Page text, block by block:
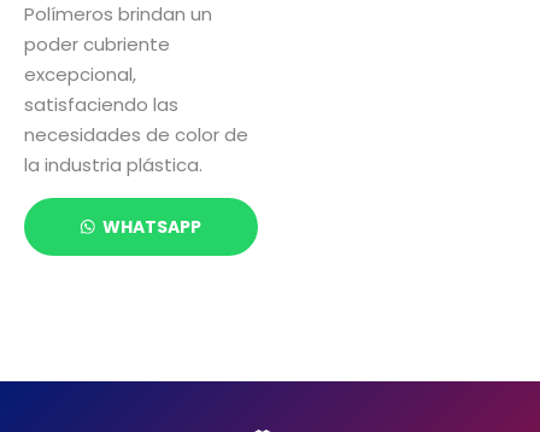
Polímeros brindan un
poder cubriente
excepcional,
satisfaciendo las
necesidades de color de
la industria plástica.
WHATSAPP